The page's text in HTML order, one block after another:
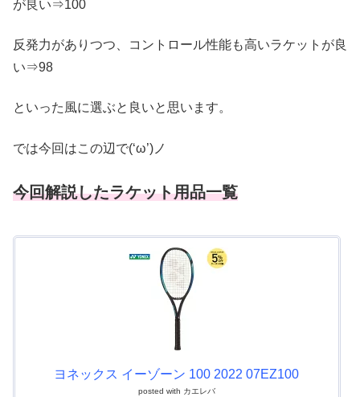
が良い⇒100
反発力がありつつ、コントロール性能も高いラケットが良
い⇒98
といった風に選ぶと良いと思います。
では今回はこの辺で(‘ω’)ノ
今回解説したラケット用品一覧
ヨネックス イーゾーン 100 2022 07EZ100
posted with カエレバ